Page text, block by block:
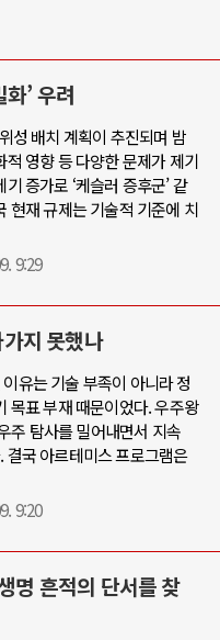
’ 우려
성 배치 계획이 추진되며 밤
영향 등 다양한 문제가 제기
증가로 ‘케슬러 증후군’ 같
현재 규제는 기술적 기준에 치
9:29
지 못했나
유는 기술 부족이 아니라 정
목표 부재 때문이었다. 우주왕
주 탐사를 밀어내면서 지속
국 아르테미스 프로그램은
9:20
명 흔적의 단서를 찾